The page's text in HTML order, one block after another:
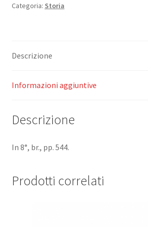
Geografia.
Categoria: Storia
Descrizione
Informazioni aggiuntive
Descrizione
In 8°, br., pp. 544.
Prodotti correlati